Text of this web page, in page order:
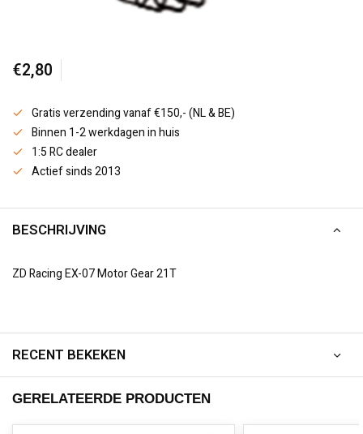
€2,80
Gratis verzending vanaf €150,- (NL & BE)
Binnen 1-2 werkdagen in huis
1:5 RC dealer
Actief sinds 2013
BESCHRIJVING
ZD Racing EX-07 Motor Gear 21T
RECENT BEKEKEN
GERELATEERDE PRODUCTEN